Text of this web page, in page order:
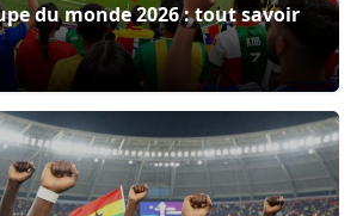
du monde 2026 : tout savoir